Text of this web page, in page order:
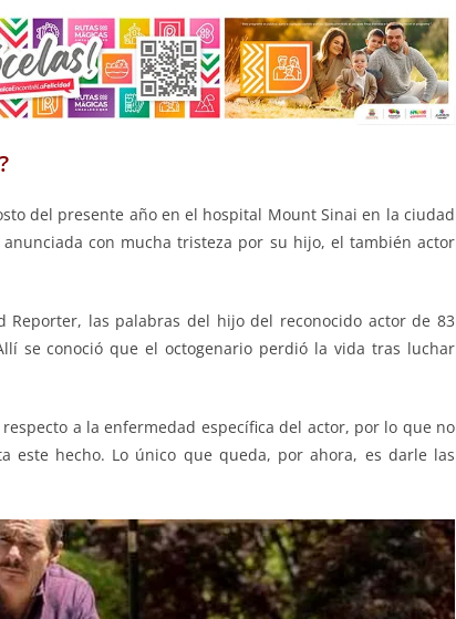
del presente año en el hospital Mount Sinai en la ciudad
con mucha tristeza por su hijo, el también actor
Reporter, las palabras del hijo del reconocido actor de 83
se conoció que el octogenario perdió la vida tras luchar
a la enfermedad específica del actor, por lo que no
este hecho. Lo único que queda, por ahora, es darle las